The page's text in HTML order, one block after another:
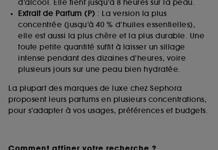
d’alcool. Elle tient jusqu’à 8 heures sur la peau.
Extrait de Parfum (P) : La version la plus
concentrée (jusqu’à 40 % d’huiles essentielles),
elle est aussi la plus chère et la plus durable. Une
toute petite quantité suffit à laisser un sillage
intense pendant des dizaines d’heures, voire
plusieurs jours sur une peau bien hydratée.
La plupart des marques de luxe chez Sephora
proposent leurs parfums en plusieurs concentrations,
pour s’adapter à vos usages, préférences et budgets.